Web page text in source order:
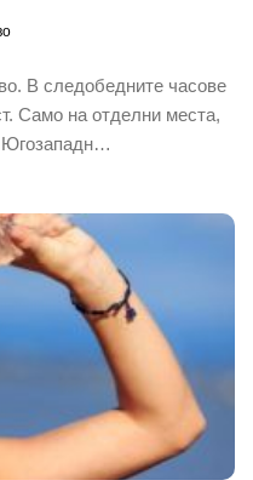
В следобедните часове
Само на отделни места,
Югозападн…